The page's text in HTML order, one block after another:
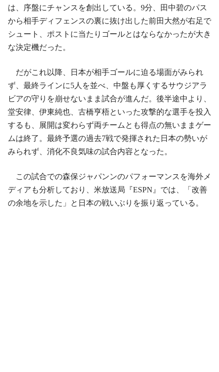
は、序盤にチャンスを創出している。9分、田中碧のパス
から相手ディフェンスの裏に抜け出した前田大然が右足で
シュート、ポストに当たりゴールとはならなかったが大き
な決定機だった。
だがこれ以降、日本が相手ゴールに迫る場面がみられ
ず、最終ラインに5人を並べ、中盤も厚くするサウジアラ
ビアの守りを崩せないまま試合が進んだ。後半途中より、
堂安律、伊東純也、古橋亨梧といった攻撃的な選手を投入
するも、展開は変わらず両チームとも得点の無いままゲー
ムは終了。最終予選の過去7戦で発揮された日本の勢いが
みられず、消化不良気味の試合内容となった。
この試合での森保ジャパンンのパフォーマンスを海外メ
ディアも分析しており、米放送局『ESPN』では、「改善
の余地を示した」と日本の戦いぶりを振り返っている。